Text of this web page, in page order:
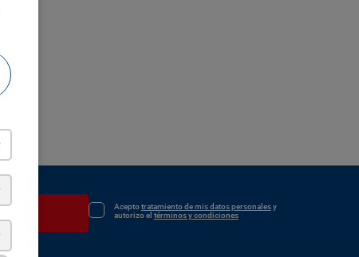
Aceptotratamiento de mis datos personalesy
autorizo el términos y condiciones